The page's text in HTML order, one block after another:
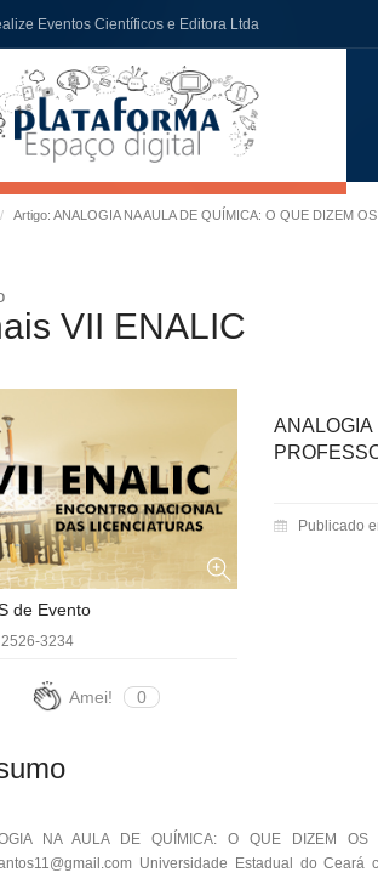
Eventos Científicos e Editora Ltda
Artigo: ANALOGIA NA AULA DE QUÍMICA: O QUE DIZEM
VII ENALIC
de Evento
2526-3234
Amei! 0
Publicado
NA AULA DE QUÍMICA: O QUE DIZEM OS
Universidade Estadual do